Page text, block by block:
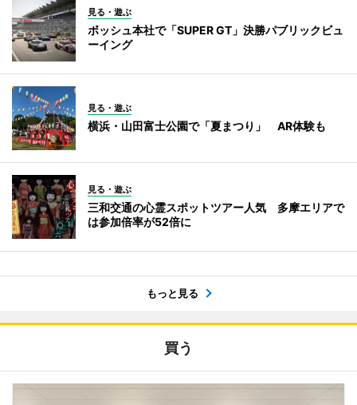
見る・遊ぶ
ボッシュ本社で「SUPER GT」決勝パブリックビュ
ーイング
見る・遊ぶ
横浜・山田富士公園で「夏まつり」 AR体験も
見る・遊ぶ
三和交通の心霊スポットツアー人気 多摩エリアで
は参加倍率が52倍に
もっと見る
買う